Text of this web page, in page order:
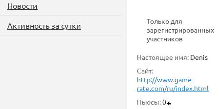
Новости
Активность за сутки
Только для
зарегистрированных
участников
Настоящее имя: Denis
Сайт:
http://www.game-
rate.com/ru/index.html
Ньюсы:0